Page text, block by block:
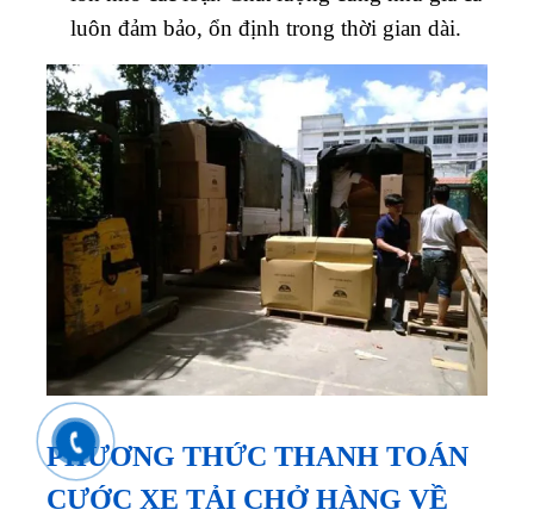
luôn đảm bảo, ổn định trong thời gian dài.
PHƯƠNG THỨC THANH TOÁN
CƯỚC XE TẢI CHỞ HÀNG VỀ